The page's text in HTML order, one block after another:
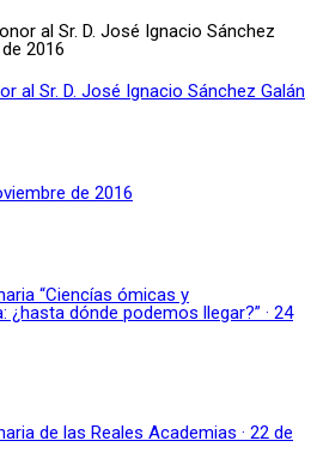
al Sr. D. José Ignacio Sánchez Galán
de 2016
“Ciencías ómicas y
dónde podemos llegar?” · 24
de las Reales Academias · 22 de